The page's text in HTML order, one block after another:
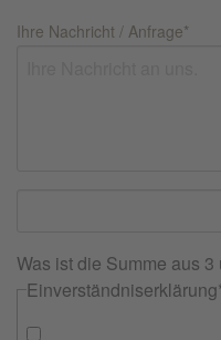
Ihre Nachricht / Anfrage*
Was ist die Summe aus 3
Einverständniserklärung